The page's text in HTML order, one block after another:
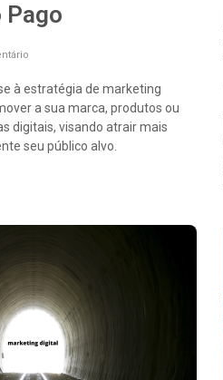
Pago
à estratégia de marketing
a sua marca, produtos ou
digitais, visando atrair mais
seu público alvo.